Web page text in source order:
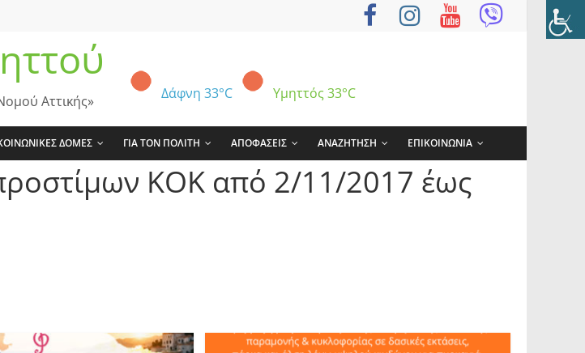
Δάφνη 33°C Υμηττός 33°C
Αττικής»
ΔΟΜΕΣ ΓΙΑ ΤΟΝ ΠΟΛΙΤΗ ΑΠΟΦΑΣΕΙΣ ΑΝΑΖΗΤΗΣΗ ΕΠΙΚΟΙΝΩΝΙΑ
ΚΟΚ από 2/11/2017 έως